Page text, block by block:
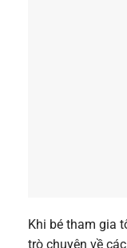
Khi bé tham gia
trò chuyện về